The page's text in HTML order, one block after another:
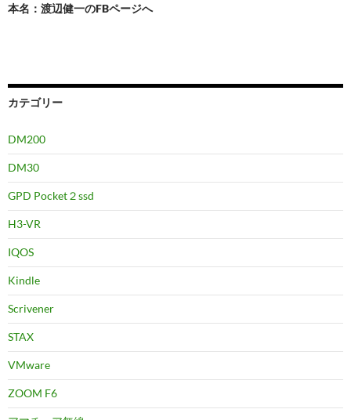
本名：渡辺健一のFBページへ
カテゴリー
DM200
DM30
GPD Pocket２ssd
H3-VR
IQOS
Kindle
Scrivener
STAX
VMware
ZOOM F6